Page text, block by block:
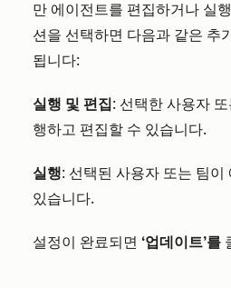
만 에이전트를 편집하거나 실
션을 선택하면 다음과 같은 추
됩니다:
실행 및 편집: 선택한 사용자
행하고 편집할 수 있습니다.
실행: 선택된 사용자 또는 팀이
있습니다.
설정이 완료되면 ‘업데이트’를